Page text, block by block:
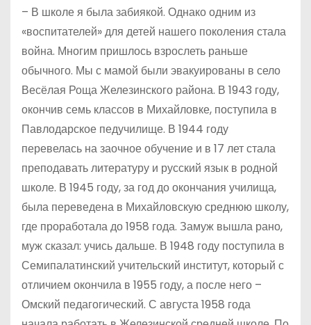
– В школе я была забиякой. Однако одним из
«воспитателей» для детей нашего поколения стала
война. Многим пришлось взрослеть раньше
обычного. Мы с мамой были эвакуированы в село
Весёлая Роща Железинского района. В 1943 году,
окончив семь классов в Михайловке, поступила в
Павлодарское педучилище. В 1944 году
перевелась на заочное обучение и в 17 лет стала
преподавать литературу и русский язык в родной
школе. В 1945 году, за год до окончания училища,
была переведена в Михайловскую среднюю школу,
где проработала до 1958 года. Замуж вышла рано,
муж сказал: учись дальше. В 1948 году поступила в
Семипалатинский учительский институт, который с
отличием окончила в 1955 году, а после него –
Омский педагогический. С августа 1958 года